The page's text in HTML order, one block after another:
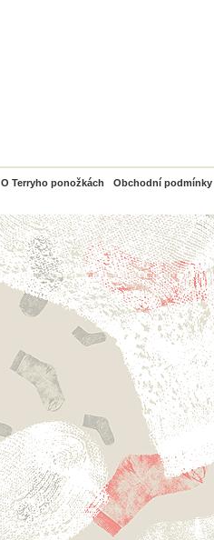
O Terryho ponožkách Obchodní podmínky
PayPal